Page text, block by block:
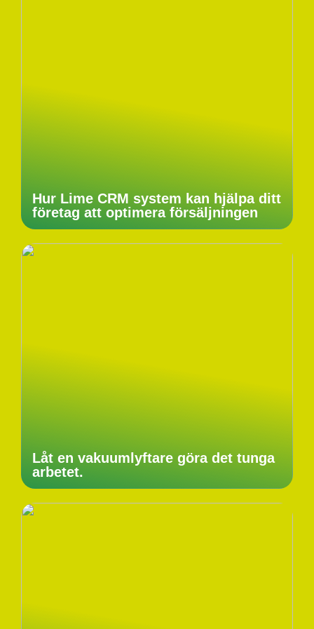
Hur Lime CRM system kan hjälpa ditt
företag att optimera försäljningen
Låt en vakuumlyftare göra det tunga
arbetet.